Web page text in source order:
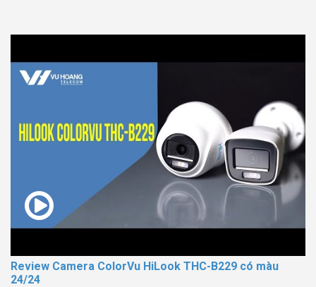
Review Camera ColorVu HiLook THC-B229 có màu
24/24